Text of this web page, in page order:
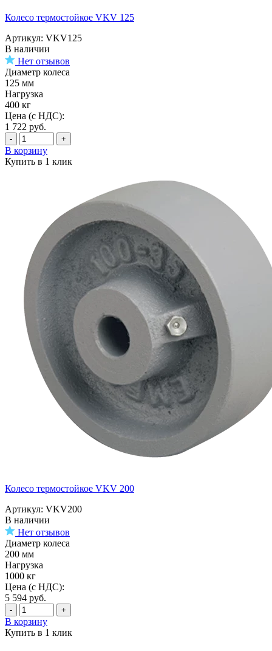
Колесо термостойкое VKV 125
Артикул: VKV125
В наличии
Нет отзывов
Диаметр колеса
125 мм
Нагрузка
400 кг
Цена (с НДС):
1 722 руб.
- +
В корзину
Купить в 1 клик
Колесо термостойкое VKV 200
Артикул: VKV200
В наличии
Нет отзывов
Диаметр колеса
200 мм
Нагрузка
1000 кг
Цена (с НДС):
5 594 руб.
- +
В корзину
Купить в 1 клик